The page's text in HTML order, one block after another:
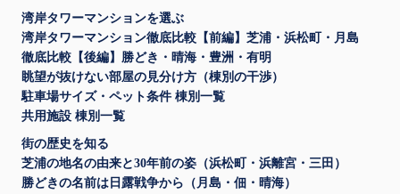
湾岸タワーマンションを選ぶ
湾岸タワーマンション徹底比較【前編】芝浦・浜松町・月島
徹底比較【後編】勝どき・晴海・豊洲・有明
眺望が抜けない部屋の見分け方（棟別の干渉）
駐車場サイズ・ペット条件 棟別一覧
共用施設 棟別一覧
街の歴史を知る
芝浦の地名の由来と30年前の姿（浜松町・浜離宮・三田）
勝どきの名前は日露戦争から（月島・佃・晴海）